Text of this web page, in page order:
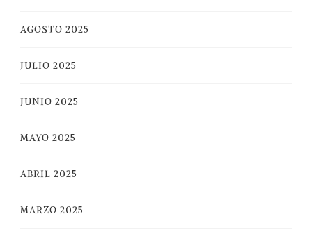
AGOSTO 2025
JULIO 2025
JUNIO 2025
MAYO 2025
ABRIL 2025
MARZO 2025